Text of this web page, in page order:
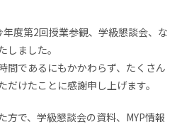
度第2回授業参観、学級懇談会、な
しました。
間であるにもかかわらず、たくさん
けたことに感謝申し上げます。
方で、学級懇談会の資料、MYP情報